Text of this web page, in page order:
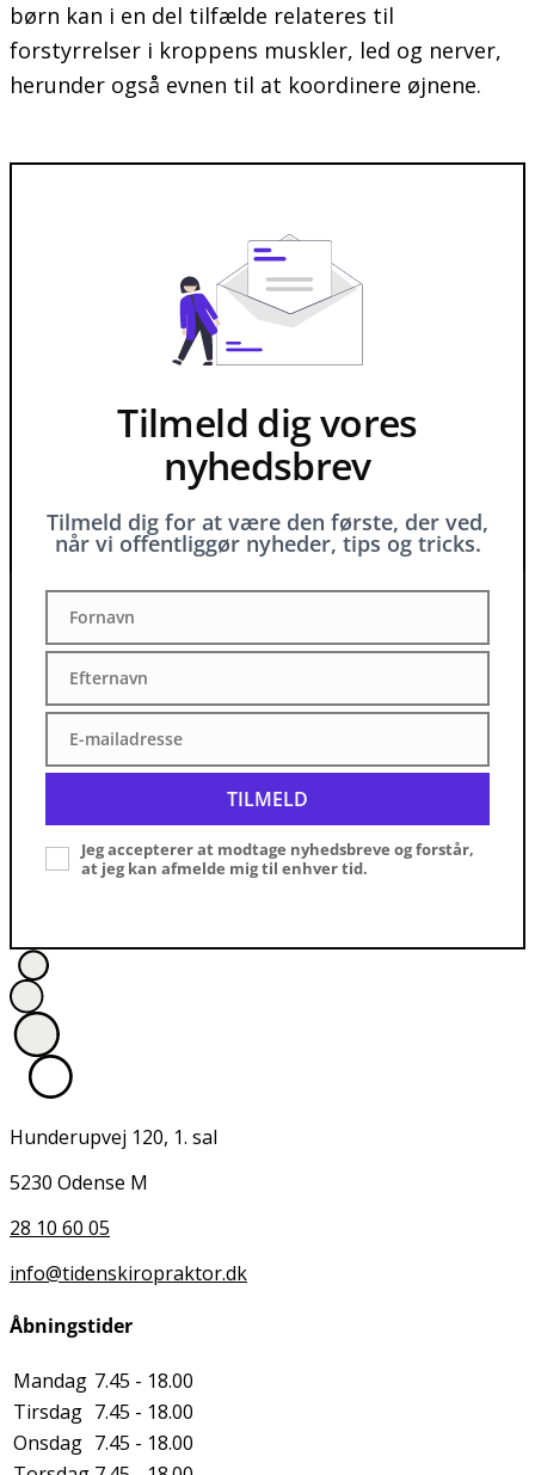
børn kan i en del tilfælde relateres til
forstyrrelser i kroppens muskler, led og nerver,
herunder også evnen til at koordinere øjnene.
Tilmeld dig vores
nyhedsbrev
Tilmeld dig for at være den første, der ved,
når vi offentliggør nyheder, tips og tricks.
Fornavn
Fornavn
Efternavn
Efternavn
mailadresse
E-mailadresse
TILMELD
Jeg accepterer at modtage nyhedsbreve og forstår,
at jeg kan afmelde mig til enhver tid.
Hunderupvej 120, 1. sal
5230 Odense M
28 10 60 05
info@tidenskiropraktor.dk
Åbningstider
Mandag 7.45 - 18.00
Tirsdag 7.45 - 18.00
Onsdag 7.45 - 18.00